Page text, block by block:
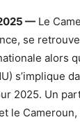
— Le
se
alors
s’implique
2025. Un
le